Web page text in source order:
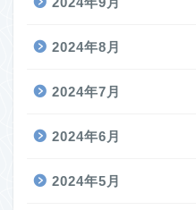
2024年8月
2024年7月
2024年6月
2024年5月